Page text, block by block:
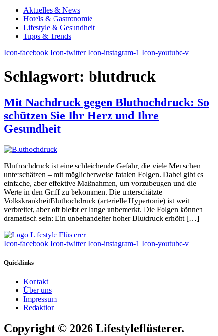
Aktuelles & News
Hotels & Gastronomie
Lifestyle & Gesundheit
Tipps & Trends
Icon-facebook Icon-twitter Icon-instagram-1 Icon-youtube-v
Schlagwort: blutdruck
Mit Nachdruck gegen Bluthochdruck: So
schützen Sie Ihr Herz und Ihre
Gesundheit
Bluthochdruck ist eine schleichende Gefahr, die viele Menschen
unterschätzen – mit möglicherweise fatalen Folgen. Dabei gibt es
einfache, aber effektive Maßnahmen, um vorzubeugen und die
Werte in den Griff zu bekommen. Die unterschätzte
VolkskrankheitBluthochdruck (arterielle Hypertonie) ist weit
verbreitet, aber oft bleibt er lange unbemerkt. Die Folgen können
dramatisch sein: Ein unbehandelter hoher Blutdruck erhöht […]
Icon-facebook Icon-twitter Icon-instagram-1 Icon-youtube-v
Quicklinks
Kontakt
Über uns
Impressum
Redaktion
Copyright © 2026 Lifestyleflüsterer.